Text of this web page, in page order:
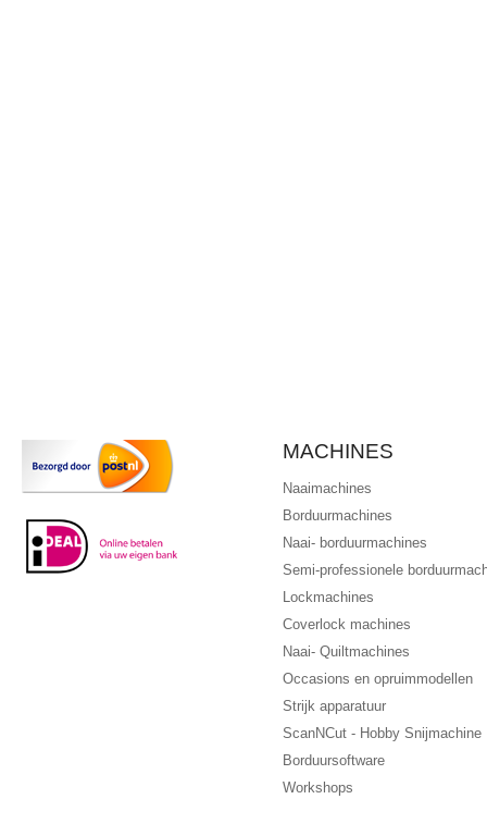
MACHINES
Naaimachines
Borduurmachines
Naai- borduurmachines
Semi-professionele
Lockmachines
Coverlock machines
Naai- Quiltmachines
Occasions en opruimmodellen
Strijk apparatuur
ScanNCut - Hobby Snijmachine
Borduursoftware
Workshops